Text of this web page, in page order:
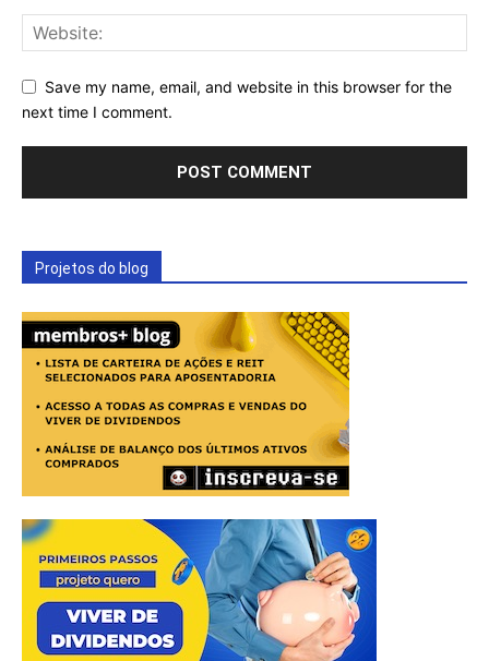
Save my name, email, and website in this browser for the
next time I comment.
Projetos do blog